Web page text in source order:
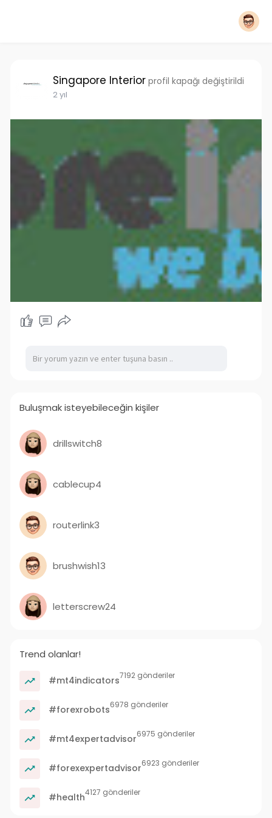
Singapore Interior profil kapağı değiştirildi
2 yıl
Buluşmak isteyebileceğin kişiler
drillswitch8
cablecup4
routerlink3
brushwish13
letterscrew24
Trend olanlar!
#mt4indicators7192 gönderiler
#forexrobots6978 gönderiler
#mt4expertadvisor6975 gönderiler
#forexexpertadvisor6923 gönderiler
#health4127 gönderiler